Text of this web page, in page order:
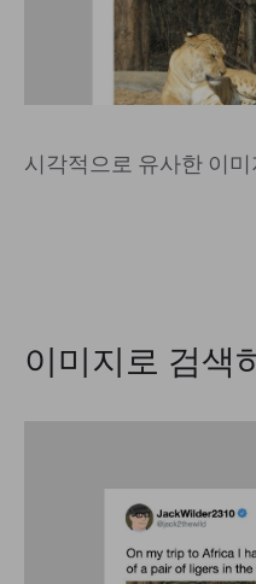
시각적으로 유사한 이
이미지로 검색